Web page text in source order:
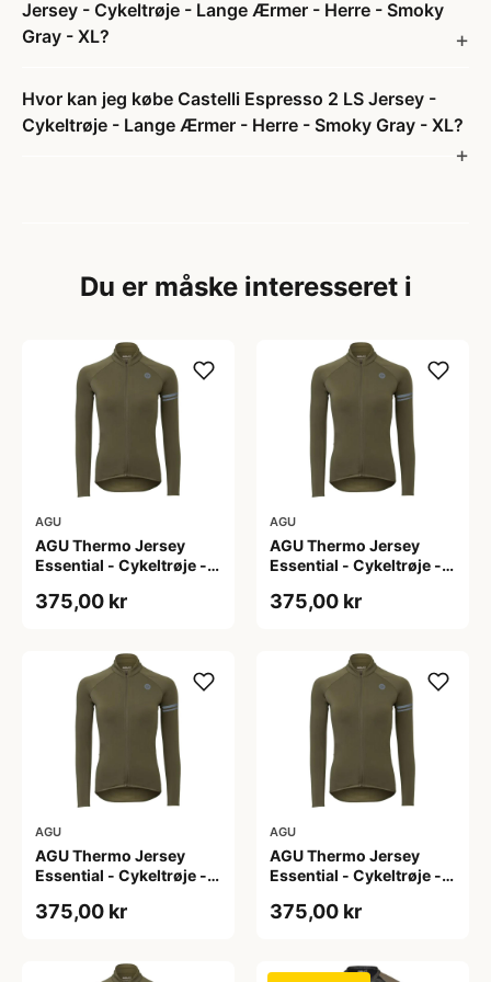
Jersey - Cykeltrøje - Lange Ærmer - Herre - Smoky
Gray - XL?
Hvor kan jeg købe Castelli Espresso 2 LS Jersey -
Cykeltrøje - Lange Ærmer - Herre - Smoky Gray - XL?
Du er måske interesseret i
AGU
AGU Thermo Jersey
Essential - Cykeltrøje -
L
375,00 kr
AGU
AGU Thermo Jersey
Essential - Cykeltrøje -
M
375,00 kr
AGU
AGU Thermo Jersey
Essential - Cykeltrøje -
S
375,00 kr
AGU
AGU Thermo Jersey
Essential - Cykeltrøje -
XL
375,00 kr